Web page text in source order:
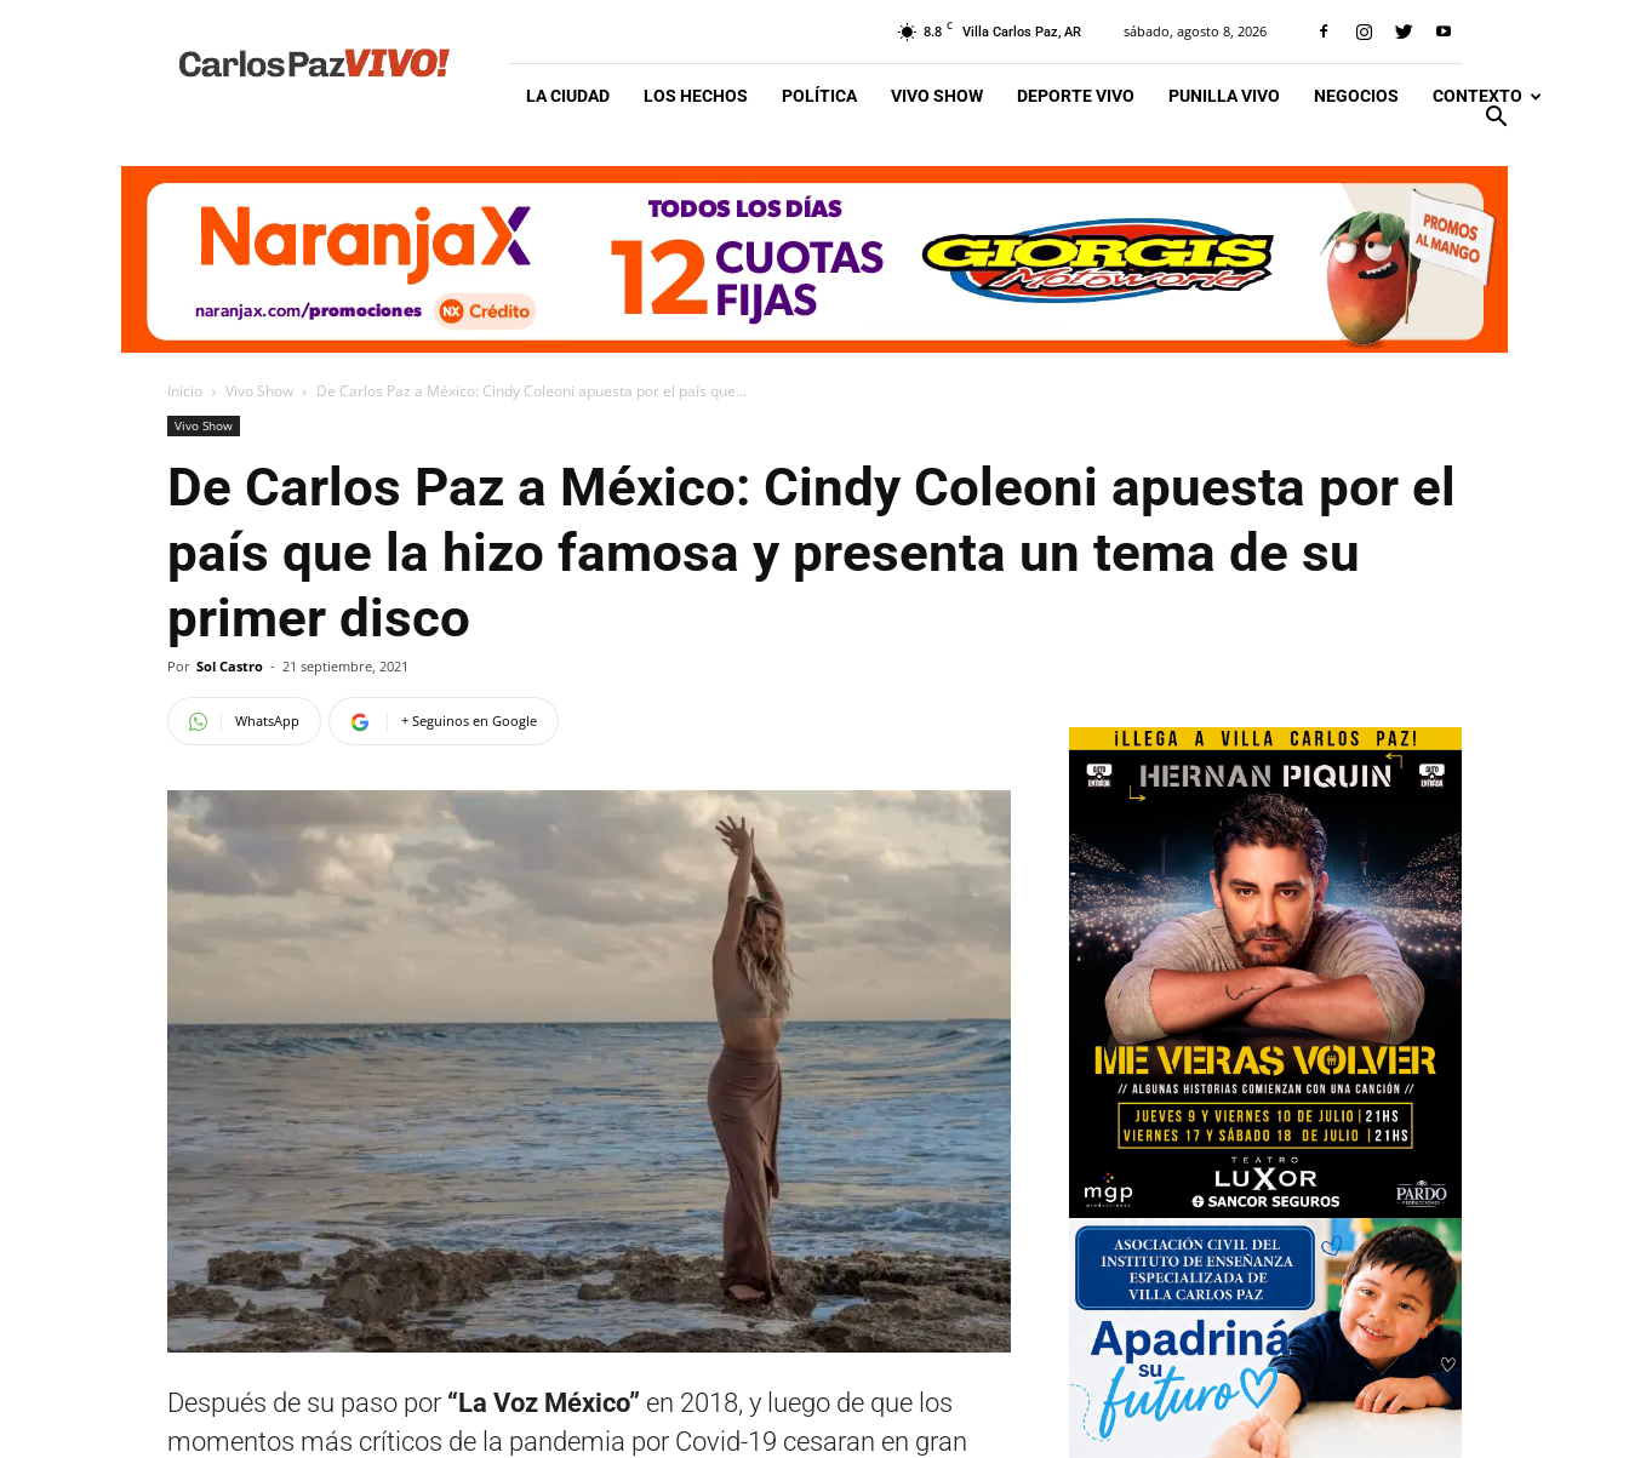
Vivo
8.8 C Villa Carlos Paz, AR sábado, agosto 8, 2026
LA CIUDAD LOS HECHOS POLÍTICA VIVO SHOW DEPORTE VIVO PUNILLA VIVO NEGOCIOS CONTEXTO
Inicio Vivo Show De Carlos Paz a México: Cindy Coleoni apuesta por el país que...
Vivo Show
De Carlos Paz a México: Cindy Coleoni apuesta por el
país que la hizo famosa y presenta un tema de su
primer disco
Por Sol Castro - 21 septiembre, 2021
WhatsApp + Seguinos en Google
Después de su paso por “La Voz México” en 2018, y luego de que los
momentos más críticos de la pandemia por Covid-19 cesaran en gran